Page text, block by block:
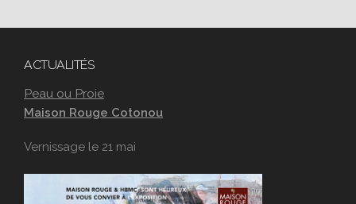
ACTUALITÉS
Peau ou Proie
Maison Rouge Cotonou
Vernissage le 21 mai